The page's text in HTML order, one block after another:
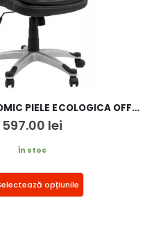
SCAUN ERGONOMIC PIELE ECOLOGICA OFF 201
597.00 lei
În stoc
opțiunile